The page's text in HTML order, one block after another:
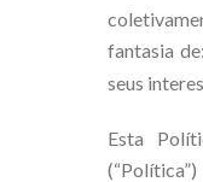
fantasia de:
seus
Esta